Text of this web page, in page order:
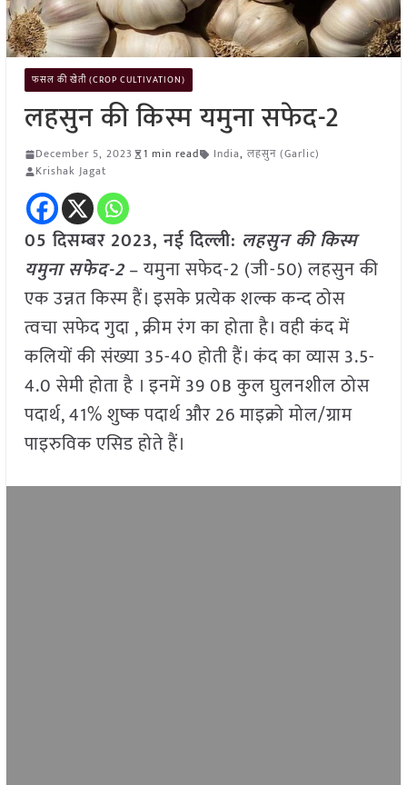
फसल की खेती (CROP CULTIVATION)
लहसुन की किस्म यमुना सफेद-2
December 5, 2023 1 min read India, लहसुन (Garlic)
Krishak Jagat
05 दिसम्बर 2023, नई दिल्ली: लहसुन की किस्म
यमुना सफेद-2– यमुना सफेद-2 (जी-50) लहसुन की
एक उन्नत किस्म हैं। इसके प्रत्येक शल्क कन्द ठोस
त्वचा सफेद गुदा , क्रीम रंग का होता है। वही कंद में
कलियों की संख्या 35-40 होती हैं। कंद का व्यास 3.5-
4.0 सेमी होता है । इनमें 39 0B कुल घुलनशील ठोस
पदार्थ, 41% शुष्क पदार्थ और 26 माइक्रो मोल/ग्राम
पाइरुविक एसिड होते हैं।